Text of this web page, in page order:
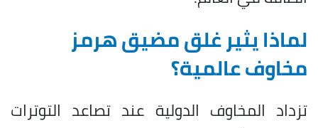
لماذا يثير غلق مضيق هرمز
مخاوف عالمية؟
تزداد المخاوف الدولية عند تصاعد التوترات